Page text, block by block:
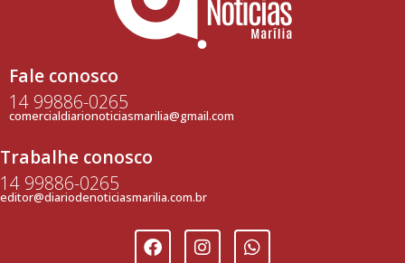
Fale conosco
14 99886-0265
comercialdiarionoticiasmarilia@gmail.com
Trabalhe conosco
14 99886-0265
editor@diariodenoticiasmarilia.com.br